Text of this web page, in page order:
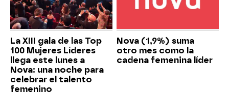
La XIII gala de las Top
100 Mujeres Líderes
llega este lunes a
Nova: una noche para
celebrar el talento
femenino
Nova (1,9%) suma
otro mes como la
cadena femenina líder